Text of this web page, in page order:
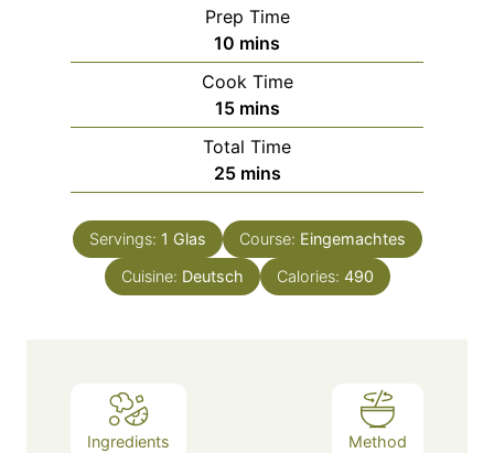
Prep Time
10 m
i
n
u
t
e
s
mins
Cook Time
15m
i
n
u
e
s
mins
Total Time
25m
i
n
u
t
mins
Servings: 1 Glas Course: Eingemachtes
Cuisine: Deutsch Calories: 490
Ingredients Method